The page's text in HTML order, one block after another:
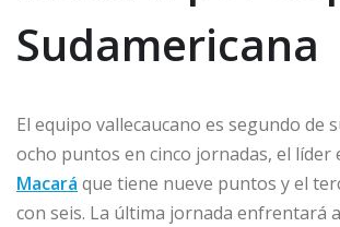
Sudamericana
El equipo vallecaucano es segundo de
ocho puntos en cinco jornadas, el líder
Macará que tiene nueve puntos y el
con seis. La última jornada enfrentará